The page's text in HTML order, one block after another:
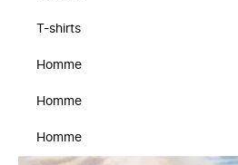
T-shirts
Homme
Homme
Homme